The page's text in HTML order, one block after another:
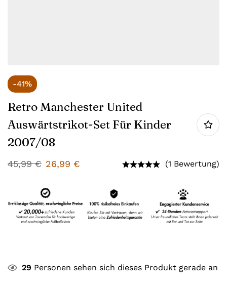
-41%
Retro Manchester United
Auswärtstrikot-Set Für Kinder
2007/08
45,99€ 26,99 € (1 Bewertung)
29 Personen sehen sich dieses Produkt gerade an